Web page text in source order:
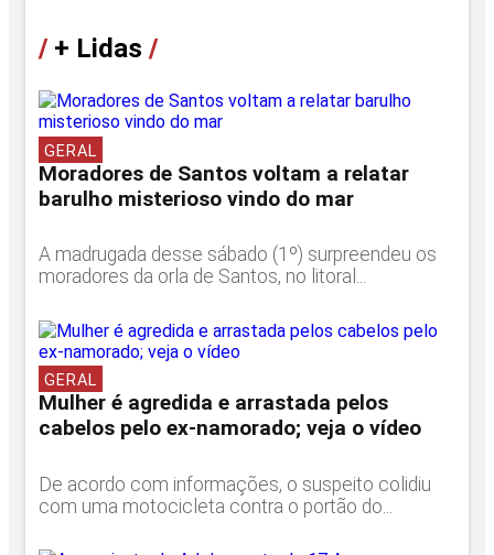
/+ Lidas /
GERAL
Moradores de Santos voltam a relatar
barulho misterioso vindo do mar
A madrugada desse sábado (1º) surpreendeu os
moradores da orla de Santos, no litoral...
GERAL
Mulher é agredida e arrastada pelos
cabelos pelo ex-namorado; veja o vídeo
De acordo com informações, o suspeito colidiu
com uma motocicleta contra o portão do...